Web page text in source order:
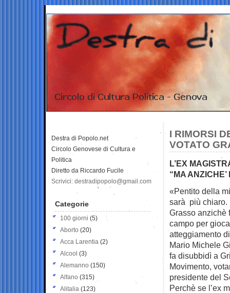
I RIMORSI
VOTATO
L’EX
“MA
«Pentito della
sarà più chiaro.
Grasso anzichè
campo per
atteggiamento
Mario Michele
fa disubbidì a
Movimento,
presidente del
Perchè se l’ex
Destra di Popolo.net
Circolo Genovese di Cultura e
Politica
Diretto da Riccardo Fucile
Scrivici: destradipopolo@gmail.com
Categorie
100 giorni (5)
Aborto (20)
Acca Larentia (2)
Alcool (3)
Alemanno (150)
Alfano (315)
Alitalia (123)